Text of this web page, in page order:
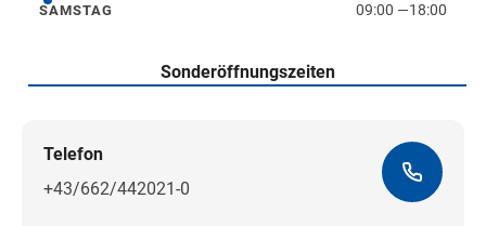
Samstag
SAMSTAG 09:00 —18:00
Sonderöffnungszeiten
Telefon
+43/662/442021-0